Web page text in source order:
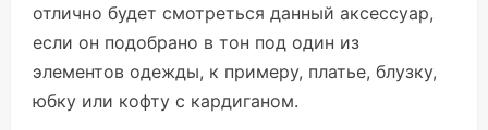
отлично будет смотреться данный аксессуар,
если он подобрано в тон под один из
элементов одежды, к примеру, платье, блузку,
юбку или кофту с кардиганом.